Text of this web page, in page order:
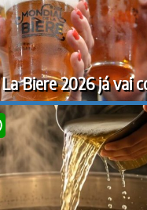
Biere 2026 já vai